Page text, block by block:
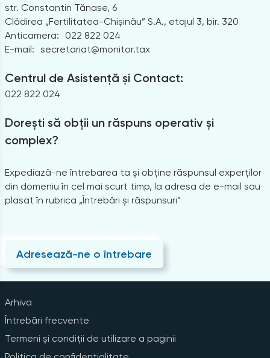
str. Constantin Tănase, 6
Clădirea „Fertilitatea-Chișinău” S.A., etajul 3, bir. 320
Anticamera:
022 822 024
E-mail: secretariat@monitor.tax
Centrul de Asistență și Contact:
022 822 024
Dorești să obții un răspuns operativ și
complex?
Expediază-ne întrebarea ta și obține răspunsul experților
din domeniu în cel mai scurt timp, la adresa de e-mail sau
plasat în rubrica „Întrebări și răspunsuri”
Adresează-ne o întrebare
Arhiva
Întrebări frecvente
Termeni și condiții de utilizare a paginii